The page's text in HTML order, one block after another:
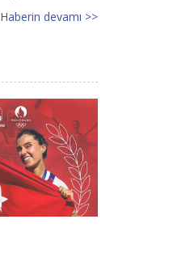
Haberin devamı >>